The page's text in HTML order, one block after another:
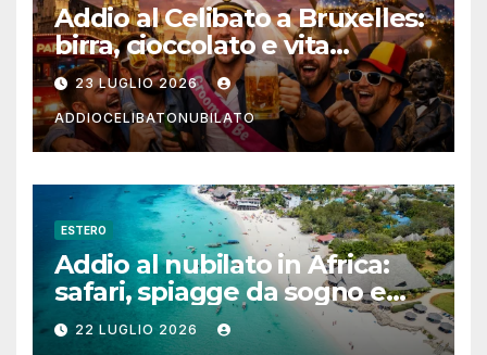
Addio al Celibato a Bruxelles:
birra, cioccolato e vita
notturna per un weekend
indimenticabile
23 LUGLIO 2026
ADDIOCELIBATONUBILATO
ESTERO
Addio al nubilato in Africa:
safari, spiagge da sogno e
città magiche
22 LUGLIO 2026